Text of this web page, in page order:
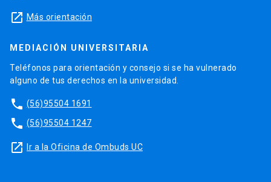
launch Más orientación
MEDIACIÓN UNIVERSITARIA
Teléfonos para orientación y consejo si se ha vulnerado
alguno de tus derechos en la universidad.
phone (56)95504 1691
phone (56)95504 1247
launch Ir a la Oficina de Ombuds UC